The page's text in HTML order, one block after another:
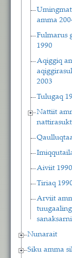
amma
Fulmarus
1990
Aqiggiq
2003
Tulugaq
Nattiit
Aiviit
Tiriaq
Arviit
Nunarait
Siku amma